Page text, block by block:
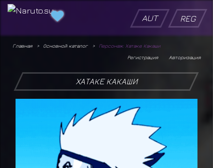
AUT REG
Главная Основной каталог
Персонаж: Хатаке Какаши
Авторизация
Регистрация
ХАТАКЕ КАКАШИ